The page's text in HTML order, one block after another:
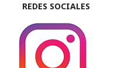
REDES SOCIALES